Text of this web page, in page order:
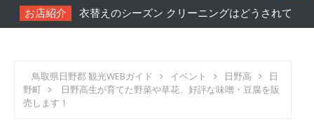
お店紹介 衣替えのシーズン クリーニングはどうされてます
鳥取県日野郡 観光WEBガイド イベント 日野高
日
野町
日野高生が育てた野菜や草花、好評な味噌・豆腐を販
売します！